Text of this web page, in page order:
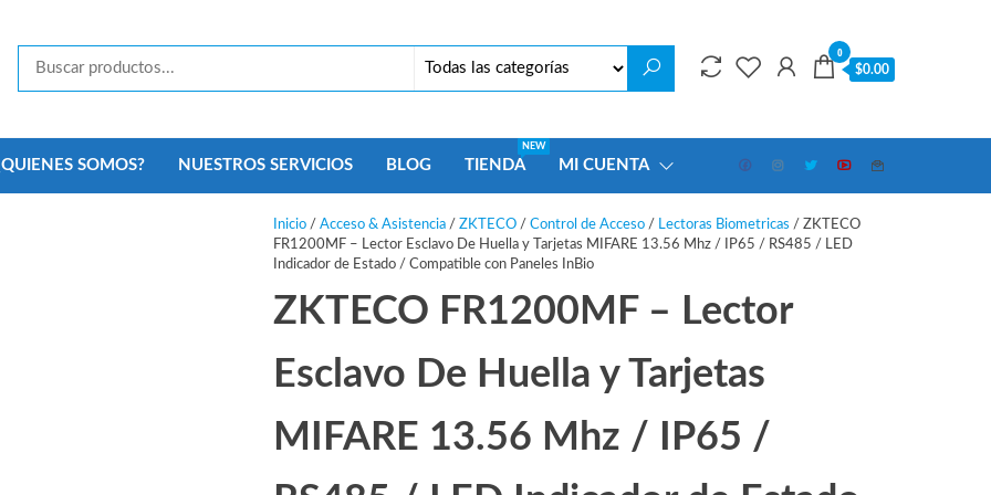
Security
Monterrey
0
$0.00
SOMOS? NUESTROS SERVICIOS BLOG TIENDA
NEW
MI CUENTA
Inicio/ Acceso & Asistencia/ ZKTECO/ Control de Acceso/ Lectoras Biometricas / ZKTECO
FR1200MF – Lector Esclavo De Huella y Tarjetas MIFARE 13.56 Mhz / IP65 / RS485 / LED
Indicador de Estado / Compatible con Paneles InBio
ZKTECO FR1200MF – Lector
Esclavo De Huella y Tarjetas
MIFARE 13.56 Mhz / IP65 /